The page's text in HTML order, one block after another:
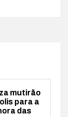
mutirão
para a
das